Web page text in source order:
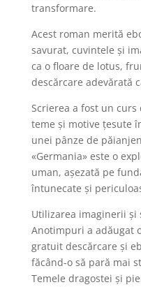
transformare.
Acest roman merită
savurat, cuvintele și
ca o floare de lotus,
descărcare adevărată
Scrierea a fost un
teme și motive țesute
unei pânze de
«Germania» este o
uman, așezată pe
întunecate și
Utilizarea imaginerii
Anotimpuri a adăugat
gratuit descărcare și
făcând-o să pară mai
Temele dragostei și